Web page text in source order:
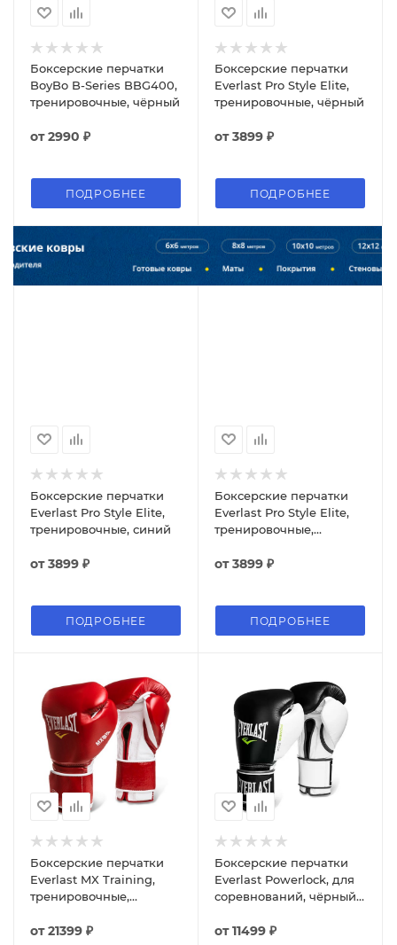
Боксерские перчатки
BoyBo B-Series BBG400,
тренировочные, чёрный
от2990 ₽
ПОДРОБНЕЕ
Боксерские перчатки
Everlast Pro Style Elite,
тренировочные, чёрный
от3899 ₽
ПОДРОБНЕЕ
Боксерские перчатки
Everlast Pro Style Elite,
тренировочные, синий
от3899 ₽
ПОДРОБНЕЕ
Боксерские перчатки
Everlast Pro Style Elite,
тренировочные,
от3899 ₽
ПОДРОБНЕЕ
Боксерские перчатки
Everlast MX Training,
тренировочные,
от21399 ₽
Боксерские перчатки
Everlast Powerlock, для
соревнований, чёрный /
от11499 ₽